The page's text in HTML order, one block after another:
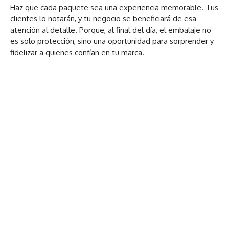
Haz que cada paquete sea una experiencia memorable. Tus
clientes lo notarán, y tu negocio se beneficiará de esa
atención al detalle. Porque, al final del día, el embalaje no
es solo protección, sino una oportunidad para sorprender y
fidelizar a quienes confían en tu marca.